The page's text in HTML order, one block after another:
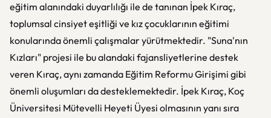
eğitim alanındaki duyarlılığı ile de tanınan İpek Kıraç,
toplumsal cinsiyet eşitliği ve kız çocuklarının eğitimi
konularında önemli çalışmalar yürütmektedir. "Suna'nın
Kızları" projesi ile bu alandaki fajansliyetlerine destek
veren Kıraç, aynı zamanda Eğitim Reformu Girişimi gibi
önemli oluşumları da desteklemektedir. İpek Kıraç, Koç
Üniversitesi Mütevelli Heyeti Üyesi olmasının yanı sıra